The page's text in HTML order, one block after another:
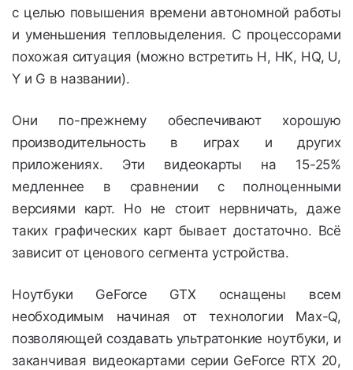
с целью повышения времени автономной работы
и уменьшения тепловыделения. С процессорами
похожая ситуация (можно встретить H, HK, HQ, U,
Y и G в названии).
Они по-прежнему обеспечивают хорошую
производительность в играх и других
приложениях. Эти видеокарты на 15-25%
медленнее в сравнении с полноценными
версиями карт. Но не стоит нервничать, даже
таких графических карт бывает достаточно. Всё
зависит от ценового сегмента устройства.
Ноутбуки GeForce GTX оснащены всем
необходимым начиная от технологии Max-Q,
позволяющей создавать ультратонкие ноутбуки, и
заканчивая видеокартами серии GeForce RTX 20,